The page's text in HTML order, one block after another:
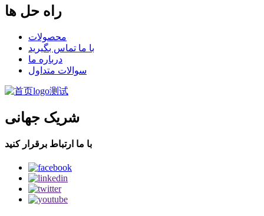
راه حل ها
محصولات
با ما تماس بگیرید
درباره ما
سوالات متداول
شریک جهانی
با ما ارتباط برقرار کنید